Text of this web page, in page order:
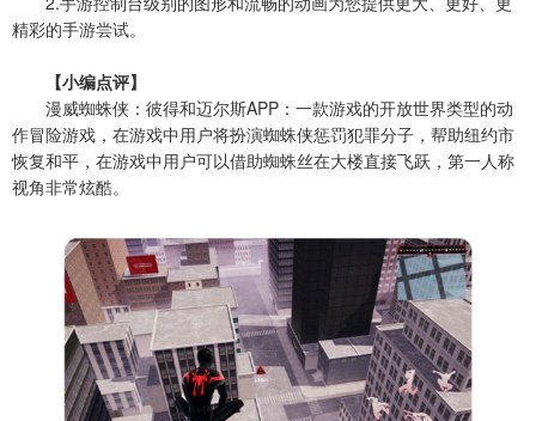
精彩的手游尝试。
【小编点评】
漫威蜘蛛侠：彼得和迈尔斯APP：一款游戏的开放世界类型的动
作冒险游戏，在游戏中用户将扮演蜘蛛侠惩罚犯罪分子，帮助纽约市
恢复和平，在游戏中用户可以借助蜘蛛丝在大楼直接飞跃，第一人称
视角非常炫酷。